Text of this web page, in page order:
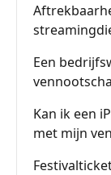
Een
Kan ik een
met mijn